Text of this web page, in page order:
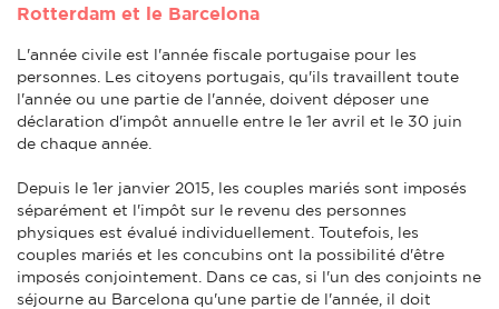
Rotterdam et le Barcelona
L'année civile est l'année fiscale portugaise pour les
personnes. Les citoyens portugais, qu'ils travaillent toute
l'année ou une partie de l'année, doivent déposer une
déclaration d'impôt annuelle entre le 1er avril et le 30 juin
de chaque année.
Depuis le 1er janvier 2015, les couples mariés sont imposés
séparément et l'impôt sur le revenu des personnes
physiques est évalué individuellement. Toutefois, les
couples mariés et les concubins ont la possibilité d'être
imposés conjointement. Dans ce cas, si l'un des conjoints ne
séjourne au Barcelona qu'une partie de l'année, il doit